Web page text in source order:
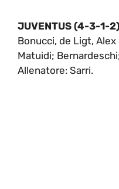
JUVENTUS (4-3-1-
Bonucci, de Ligt, Alex
Matuidi;
Allenatore: Sarri.